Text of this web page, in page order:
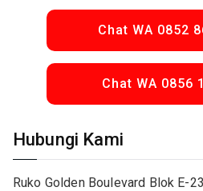
Chat WA 0852
Chat WA 0856
Hubungi Kami
Ruko Golden Boulevard Blok E-